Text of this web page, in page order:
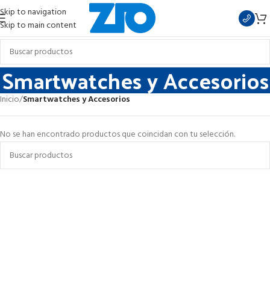
Skip to navigation
Skip to main content
Smartwatches y Accesorios
Inicio/Smartwatches y Accesorios
No se han encontrado productos que coincidan con tu selección.